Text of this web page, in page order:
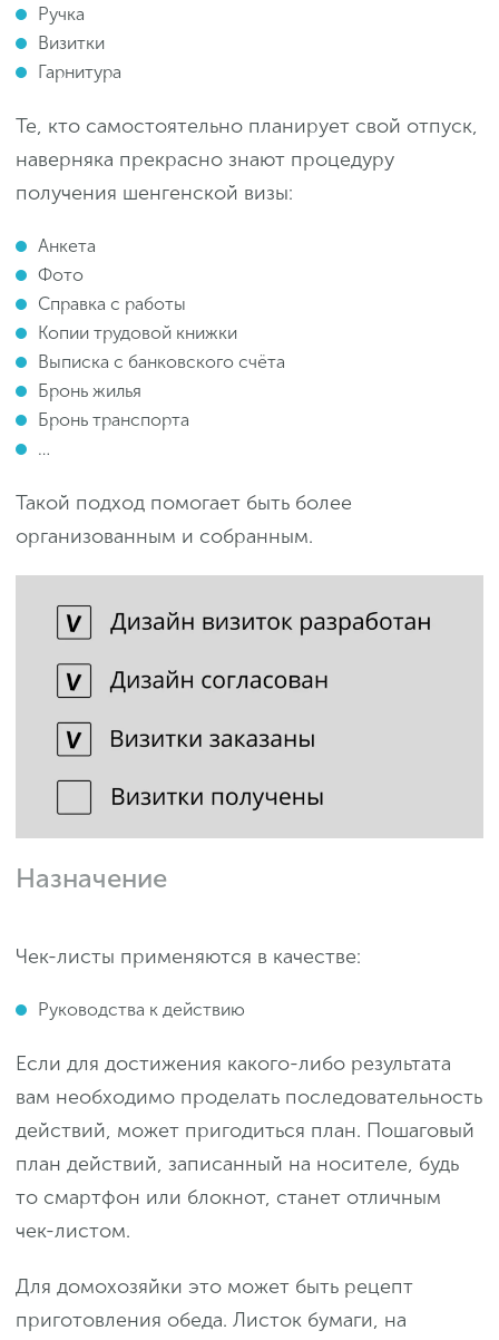
Ручка
Визитки
Гарнитура
Те, кто самостоятельно планирует свой отпуск,
наверняка прекрасно знают процедуру
получения шенгенской визы:
Анкета
Фото
Справка с работы
Копии трудовой книжки
Выписка с банковского счёта
Бронь жилья
Бронь транспорта
…
Такой подход помогает быть более
организованным и собранным.
Назначение
Чек-листы применяются в качестве:
Руководства к действию
Если для достижения какого-либо результата
вам необходимо проделать последовательность
действий, может пригодиться план. Пошаговый
план действий, записанный на носителе, будь
то смартфон или блокнот, станет отличным
чек-листом.
Для домохозяйки это может быть рецепт
приготовления обеда. Листок бумаги, на